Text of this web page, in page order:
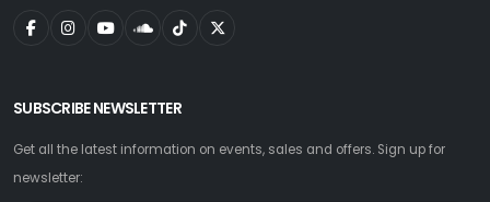
SUBSCRIBE NEWSLETTER
Get all the latest information on events, sales and offers. Sign up for
newsletter: